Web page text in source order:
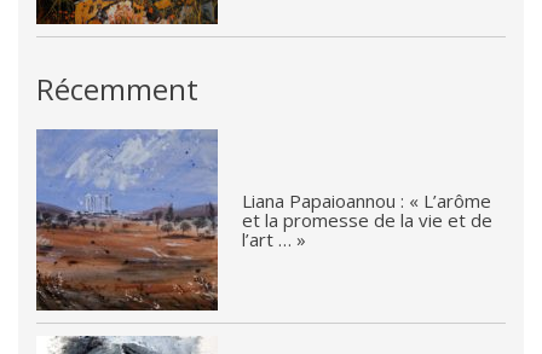
Récemment
Liana Papaioannou : « L’arôme
et la promesse de la vie et de
l’art … »